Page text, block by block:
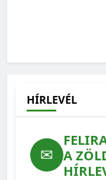
HÍRLEVÉL
✉
A